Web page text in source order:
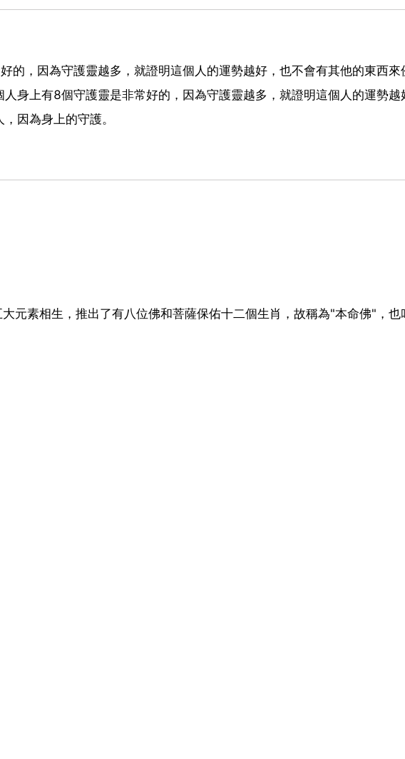
的，因為守護靈越多，就證明這個人的運勢越好，也不會有其他的東西來
身上有8個守護靈是非常好的，因為守護靈越多，就證明這個人的運勢越
因為身上的守護。
元素相生，推出了有八位佛和菩薩保佑十二個生肖，故稱為"本命佛"，也